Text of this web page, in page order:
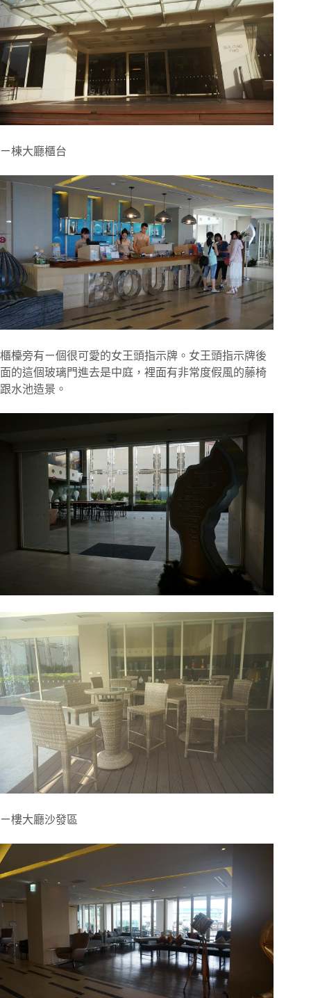
ㄧ棟大廳櫃台
櫃檯旁有ㄧ個很可愛的女王頭指示牌。女王頭指示牌後
面的這個玻璃門進去是中庭，裡面有非常度假風的藤椅
跟水池造景。
ㄧ樓大廳沙發區